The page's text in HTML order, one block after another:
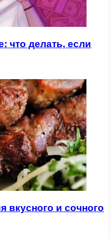
что делать, если
вкусного и сочного